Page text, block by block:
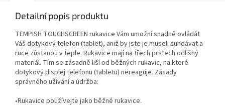
Detailní popis produktu
TEMPISH TOUCHSCREEN rukavice Vám umožní snadně ovládát
Váš dotykový telefon (tablet), aniž by jste je museli sundávat a
ruce zůstanou v teple. Rukavice mají na třech prstech odlišný
materiál. Tím se zásadně liší od běžných rukavic, na které
dotykový displej telefonu (tabletu) nereaguje. Zásady
správného užívání a údržba:
•Rukavice používejte jako běžné rukavice.